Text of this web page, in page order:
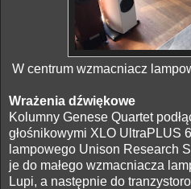
W centrum wzmacniacz
Wrażenia dźwiękowe
Kolumny Genese Quartet
głośnikowymi XLO UltraPLUS
lampowego Unison Research
je do małego wzmacniacza
Lupi, a następnie do